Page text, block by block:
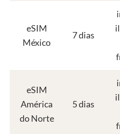
eSIM
México
7 dias
eSIM
América
do Norte
5 dias